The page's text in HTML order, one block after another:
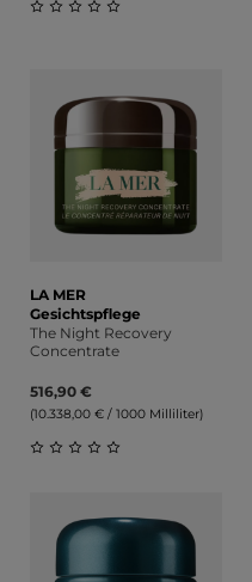
LA MER
Gesichtspflege
The Night Recovery
Concentrate
516,90 €
(10.338,00 € / 1000 Milliliter)